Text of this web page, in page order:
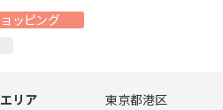
ッピング
エリア 東京都港区